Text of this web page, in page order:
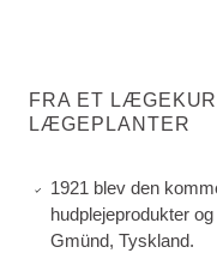
FRA ET
LÆGEPLANTER
1921 blev den
hudplejeprodukter
Gmünd, Tyskland.